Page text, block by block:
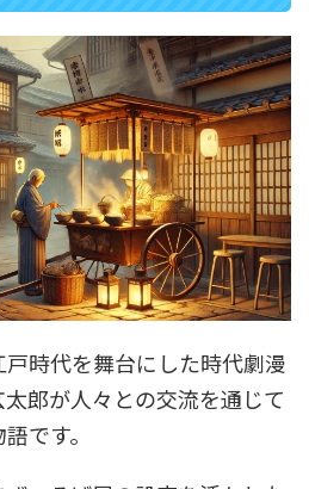
戸時代を舞台にした時代劇漫
郎が人々との交流を通じて
です。